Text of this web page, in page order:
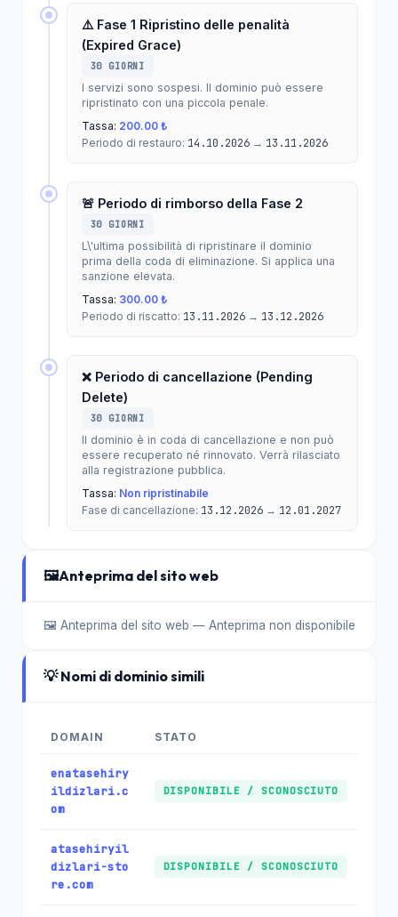
⚠️ Fase 1 Ripristino delle penalità
(Expired Grace)
30 GIORNI
I servizi sono sospesi. Il dominio può essere
ripristinato con una piccola penale.
Tassa: 200.00 ₺
Periodo di restauro: 14.10.2026 → 13.11.2026
🚨 Periodo di rimborso della Fase 2
30 GIORNI
L\'ultima possibilità di ripristinare il dominio
prima della coda di eliminazione. Si applica una
sanzione elevata.
Tassa: 300.00 ₺
Periodo di riscatto: 13.11.2026 → 13.12.2026
❌ Periodo di cancellazione (Pending
Delete)
30 GIORNI
Il dominio è in coda di cancellazione e non può
essere recuperato né rinnovato. Verrà rilasciato
alla registrazione pubblica.
Tassa: Non ripristinabile
Fase di cancellazione: 13.12.2026 → 12.01.2027
🖼️Anteprima del sito web
🖼️ Anteprima del sito web — Anteprima non disponibile
💡 Nomi di dominio simili
DOMAIN STATO
enatasehiry
ildizlari.c
om
DISPONIBILE / SCONOSCIUTO
atasehiryil
dizlari-sto
re.com
DISPONIBILE / SCONOSCIUTO